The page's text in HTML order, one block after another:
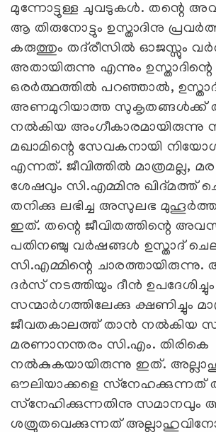
മുന്നോട്ടുള്ള ചുവടുകള്‍. തന്റെ
ആ തിരുനോട്ടും ഉസ്താദിനു
കരുത്തും തദ്‌രീസില്‍ ഓജസ്സും
അതായിരുന്നു എന്നും
ഒരര്‍ത്ഥത്തില്‍ പറഞ്ഞാല്‍,
അണമുറിയാത്ത സുകൃതങ്ങള്‍ക്ക്
നല്‍കിയ അംഗീകാരമായിരുന്നു
മഖാമിന്റെ സേവകനായി
എന്നത്. ജീവിത്തില്‍ മാത്രമല്ല,
ശേഷവും സി.എമ്മിനു ഖിദ്മത്ത്
തനിക്കു ലഭിച്ച അസുലഭ
ഇത്. തന്റെ ജീവിതത്തിന്റെ
പതിനഞ്ചു വര്‍ഷങ്ങള്‍ ഉസ്താദ്
സി.എമ്മിന്റെ
ദര്‍സ് നടത്തിയും ദീന്‍
സന്മാര്‍ഗത്തിലേക്കു ക്ഷണിച്ചും
ജീവതകാലത്ത് താന്‍ നല്‍കിയ
മരണാനന്തരം സി.എം. തിരികെ
നല്‍കുകയായിരുന്നു ഇത്.
ഔലിയാക്കളെ സ്‌നേഹക്കുന്നത്
സ്‌നേഹിക്കുന്നതിനു സമാനവും
ശത്രുതവെക്കുന്നത്